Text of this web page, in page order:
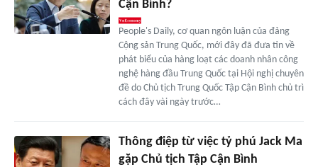
Cận Bình?
People's Daily, cơ quan ngôn luận của đảng
Cộng sản Trung Quốc, mới đây đã đưa tin về
phát biểu của hàng loạt các doanh nhân công
nghệ hàng đầu Trung Quốc tại Hội nghị chuyên
đề do Chủ tịch Trung Quốc Tập Cận Bình chủ trì
cách đây vài ngày trước…
Thông điệp từ việc tỷ phú Jack Ma
gặp Chủ tịch Tập Cận Bình